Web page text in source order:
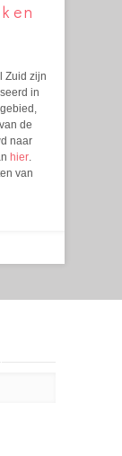
Zuid zijn
in
de
naar
hier.
van